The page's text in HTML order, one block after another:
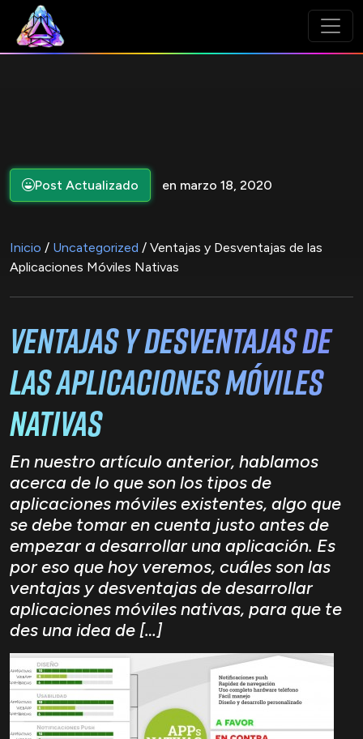
Post Actualizado en marzo 18, 2020
Inicio / Uncategorized / Ventajas y Desventajas de las
Aplicaciones Móviles Nativas
Ventajas y Desventajas de
las Aplicaciones Móviles
Nativas
En nuestro artículo anterior, hablamos
acerca de lo que son los tipos de
aplicaciones móviles existentes, algo que
se debe tomar en cuenta justo antes de
empezar a desarrollar una aplicación. Es
por eso que hoy veremos, cuáles son las
ventajas y desventajas de desarrollar
aplicaciones móviles nativas, para que te
des una idea de […]